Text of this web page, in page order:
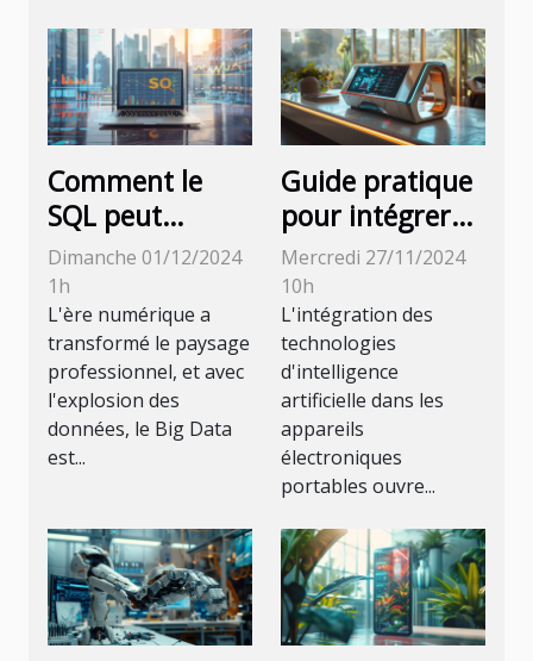
Comment le
SQL peut
transformer
votre carrière
dans le Big Data
Dimanche 01/12/2024
1h
L'ère numérique a
transformé le paysage
professionnel, et avec
l'explosion des
données, le Big Data
est...
Guide pratique
pour intégrer
des
technologies
d'IA dans des
appareils
électroniques
portables
Mercredi 27/11/2024
10h
L'intégration des
technologies
d'intelligence
artificielle dans les
appareils
électroniques
portables ouvre...